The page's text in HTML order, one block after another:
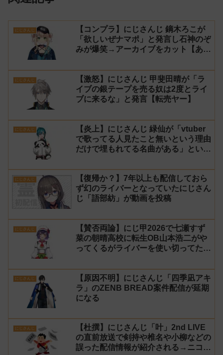
にじさんじ
【コンプラ】にじさんじ 鏑木ろこが
「欲しいぜナマポ」と発言し石神のぞ
みが爆笑→アーカイブをカット【あら
にじさんじ
【激怒】にじさんじ 甲斐田晴が「ラ
イブの銀テープを売る奴は2度とライ
ブに来るな」と発言【転売ヤー】
にじさんじ
【炎上】にじさんじ 緑仙が「vtuber
で歌ってる人見たこと無いという理由
だけで埋もれてる名曲がある」という
にじさんじ
【復帰か？】7年以上も配信しておら
ず幻のライバーとなっていたにじさん
じ「語部紡」が動画を投稿
にじさんじ
【賛否両論】にじ甲2026で七瀬すず
菜の朝晴高校に転生OB山本浩二がや
ってくるがライバーを使い切ってたの
イバーの転生が可能に
にじさんじ
【原因不明】にじさんじ「四季凪アキ
ラ」のZENB BREAD案件配信が延期
になる
にじさんじ
【杜撰】にじさんじ「叶」2nd LIVE
の直前放送で剣持や椎名や小柳などの
誤った配信情報が紹介される→ニコニ